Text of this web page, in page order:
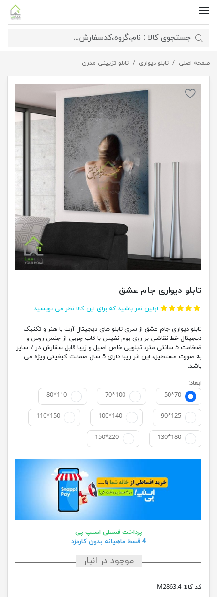
صفحه اصلی تابلو دیواری تابلو تزیینی مدرن تابلو دیواری جام عشق
تابلو دیواری جام عشق
اولین نفر باشید که برای این کالا نظر می نویسید
تابلو دیواری جام عشق از سری تابلو های دیجیتال آرت با هنر و تکنیک
دیجیتال خط نقاشی بر روی بوم نفیس با قاب چوبی از جنس روس و
ضخامت 5 سانتی متر، تابلویی خاص اصیل و زیبا قابل سفارش در 7 سایز
به صورت مستطیل، این اثر زیبا دارای 5 سال ضمانت کیفیتی ویژه می
باشد.
ابعاد:
50*70
70*100
80*110
90*125
100*140
110*150
130*180
150*220
پرداخت قسطی اسنپ پی
4 قسط ماهیانه بدون کارمزد
موجود در انبار
کد کالا: M2863.4